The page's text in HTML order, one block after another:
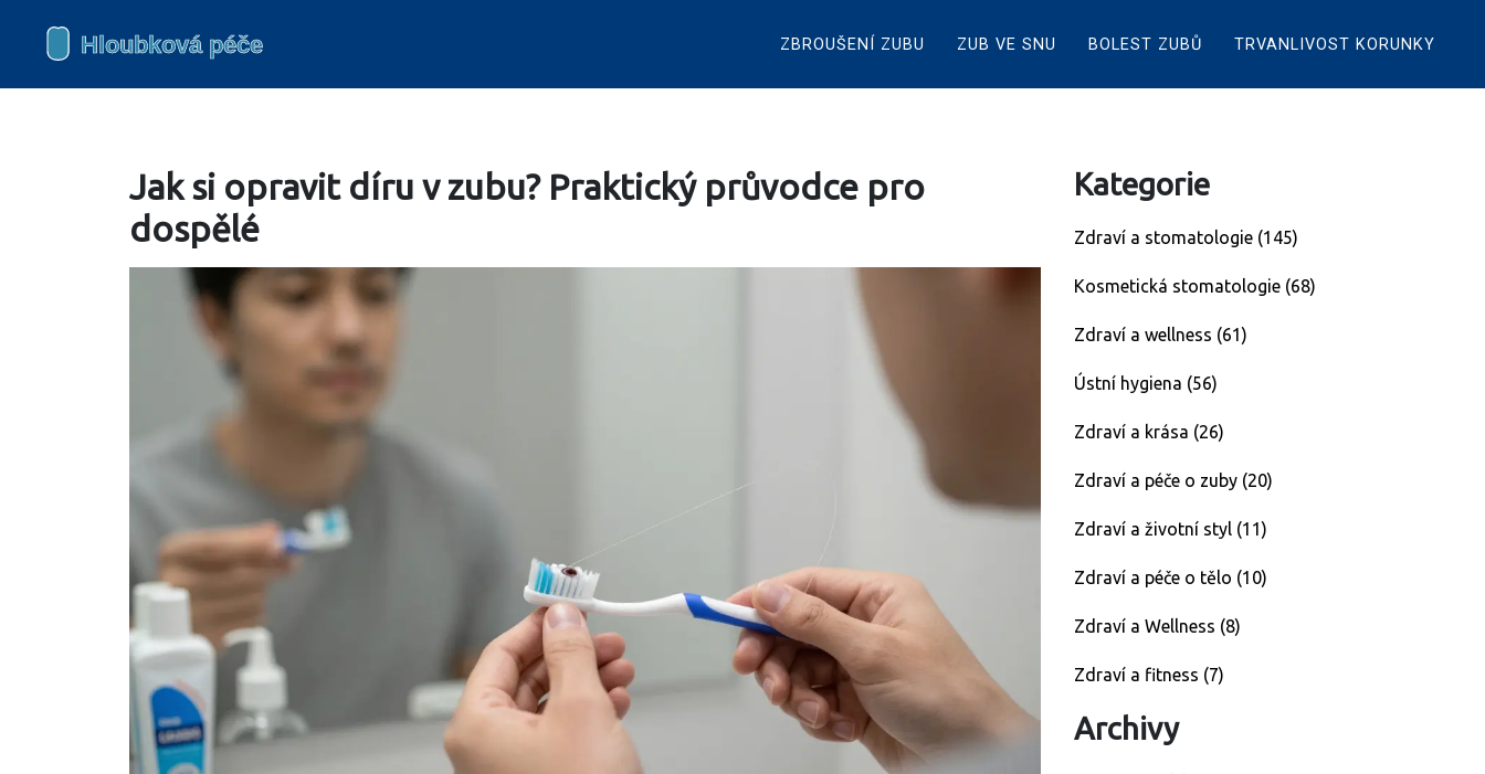
ZBROUŠENÍ ZUBU ZUB VE SNU BOLEST ZUBŮ TRVANLIVOST KORUNKY
Jak si opravit díru v zubu? Praktický průvodce pro
dospělé
Kategorie
Zdraví a stomatologie (145)
Kosmetická stomatologie (68)
Zdraví a wellness (61)
Ústní hygiena (56)
Zdraví a krása (26)
Zdraví a péče o zuby (20)
Zdraví a životní styl (11)
Zdraví a péče o tělo (10)
Zdraví a Wellness (8)
Zdraví a fitness (7)
Archivy